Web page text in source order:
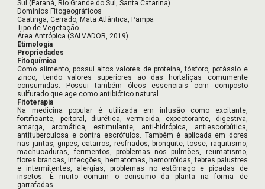
Sul (Paraná, Rio Grande do Sul, Santa Catarina)
Domínios Fitogeográficos
Caatinga, Cerrado, Mata Atlântica, Pampa
Tipo de Vegetação
Área Antrópica (SALVADOR, 2019).
Etimologia
Propriedades
Fitoquímica
Como alimento, possui altos valores de proteína, fósforo, potássio e
zinco, tendo valores superiores ao das hortaliças comumente
consumidas. Possui também óleos essenciais com composto
sulfurado que age como antibiótico natural.
Fitoterapia
Na medicina popular é utilizada em infusão como excitante,
fortificante, peitoral, diurética, vermicida, expectorante, digestiva,
amarga, aromática, estimulante, anti-hidrópica, antiescorbútica,
antituberculosa e contra escrófulos. Também é aplicada em dores
nas juntas, gripes, catarros, resfriados, bronquite, tosse, raquitismo,
machucaduras, ferimentos, problemas nos pulmões, reumatismo,
flores brancas, infecções, hematomas, hemorróidas, febres palustres
e intermitentes, alergias, problemas no estômago e picadas de
insetos. É muito comum o consumo da planta na forma de
garrafadas.